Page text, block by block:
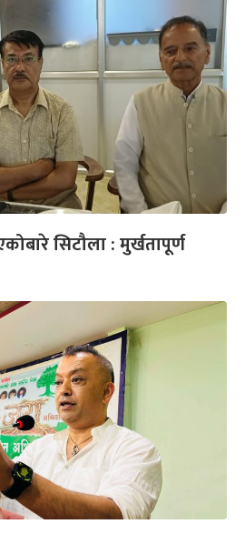
सिटौला : मुर्खतापूर्ण